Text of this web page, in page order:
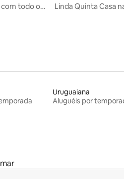
todo o
Linda Quinta Casa
Uruguaiana
Aluguéis por